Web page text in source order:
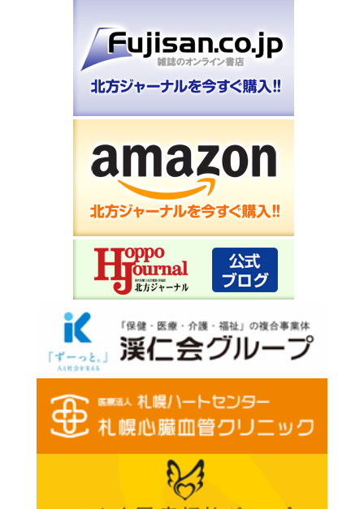
カレス記念病院がオープン
災害に強く利用者目線を追及したホスピタル誕生
中村記念病院が展開する「脊椎脊髄・末梢神経・脊損センター」
乳がん検診の必要性とトレンドを「さっぽろ麻生乳腺甲状腺クリニック」に訊
早期発見なら怖くない乳がん トリプルネガティブにも朗報
ラジオ波治療を導入した北海道整形外科記念病院
手術が出来ない患者の疼痛を緩和する新治療
つしま医療福祉グループ代表の対馬氏が講演
地方の介護施設が生き残るために必要な選択と集中とは
道内初、ハイブリッドERを導入した札幌東徳洲会病院
3次救急に遜色ない体制で重症患者の救命率をアップ
北広島市の小児科医が地元に恩返し
家族で一緒に看取りを 札幌佐藤病院グループ
老人ホーム「スリール しあわせ館」がオープン
学者からひとりの医者として利用者に尽くす
住に備わった医療を展開 ミライシアホールディングス
マスターズヴェラス北海道BPでFビレッジ メディカルスクエアがオープン
ロービジョンケアの今後。旭川・森山病院
残された眼の機能を生かしたQOLの向上